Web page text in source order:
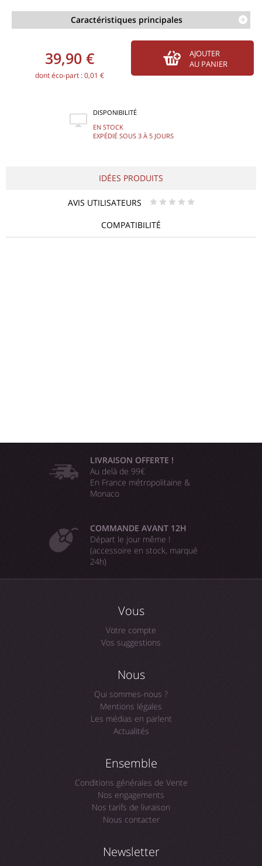
Caractéristiques principales
39,90 €
dont éco-part : 0,01 €
AJOUTER
AU PANIER
DISPONIBILITÉ
EN STOCK
EXPÉDIÉ SOUS 3 À 5 JOURS
IDÉES PRODUITS
AVIS UTILISATEURS * * * * *
COMPATIBILITÉ
LIVRAISON OFFERTE !
Au delà de 99€
En France métropolitaine &
Monaco
COMMANDE AVANT 12H
Départ le jour même !
(accessoire en stock, marqué
24h)
Vous
Votre compte
Vos suggestions
Nous
Qui sommes-nous ?
Mentions légales
Les médias en parlent
Actualités
Ensemble
Conditions générales de Vente
Nos engagements
Nos tarifs de livraison
Nous contacter
Newsletter